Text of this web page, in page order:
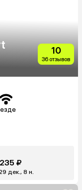
10
36 отзывов
₽
дек., 8 н.